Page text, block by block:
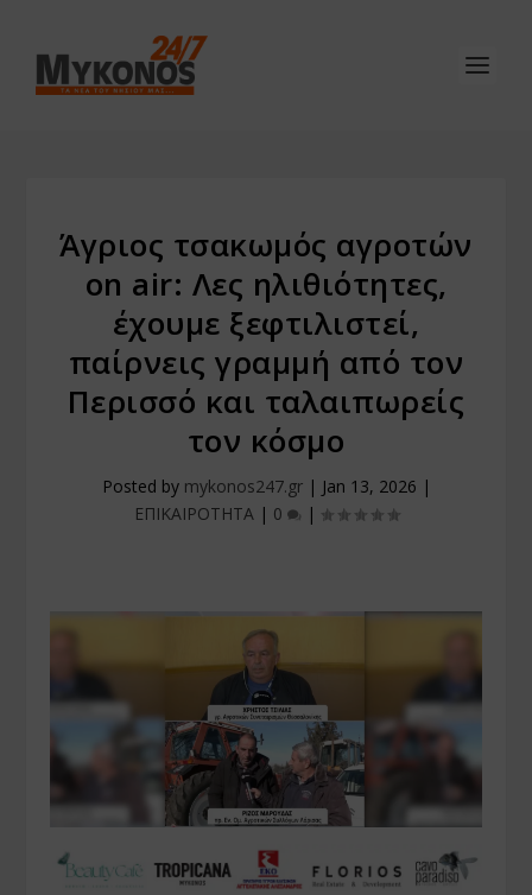
Άγριος τσακωμός αγροτών
on air: Λες ηλιθιότητες,
έχουμε ξεφτιλιστεί,
παίρνεις γραμμή από τον
Περισσό και ταλαιπωρείς
τον κόσμο
Posted by mykonos247.gr| Jan 13, 2026 |
ΕΠΙΚΑΙΡΟΤΗΤΑ| 0 |